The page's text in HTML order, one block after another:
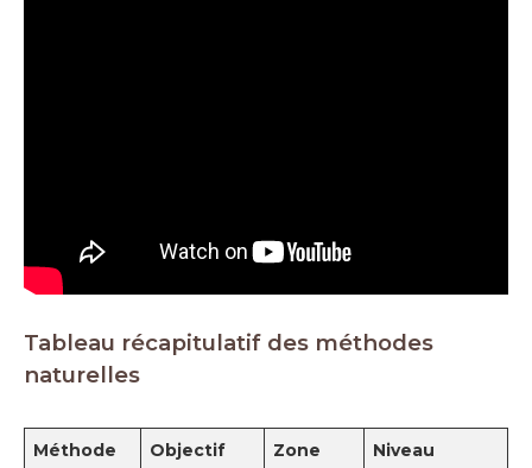
Tableau récapitulatif des méthodes
naturelles
Méthode
Objectif
Zone
Niveau